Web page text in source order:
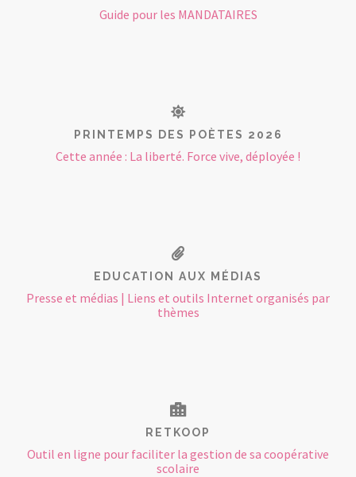
Guide pour les MANDATAIRES
PRINTEMPS DES POÈTES 2026
Cette année : La liberté. Force vive, déployée !
EDUCATION AUX MÉDIAS
Presse et médias | Liens et outils Internet organisés par
thèmes
RETKOOP
Outil en ligne pour faciliter la gestion de sa coopérative
scolaire